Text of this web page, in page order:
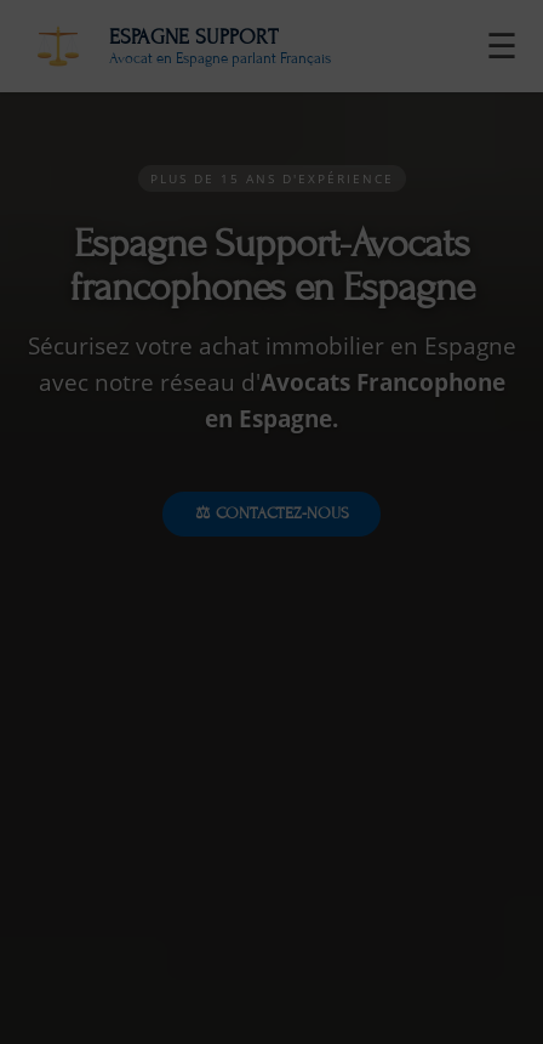
ESPAGNE SUPPORT
Avocat en Espagne parlant Français ☰
PLUS DE 15 ANS D'EXPÉRIENCE
Espagne Support-Avocats
francophones en Espagne
Sécurisez votre achat immobilier en Espagne
avec notre réseau d'Avocats Francophone
en Espagne.
⚖️ CONTACTEZ-NOUS